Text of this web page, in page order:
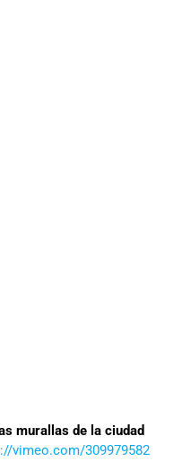
murallas de la ciudad
vimeo.com/309979582